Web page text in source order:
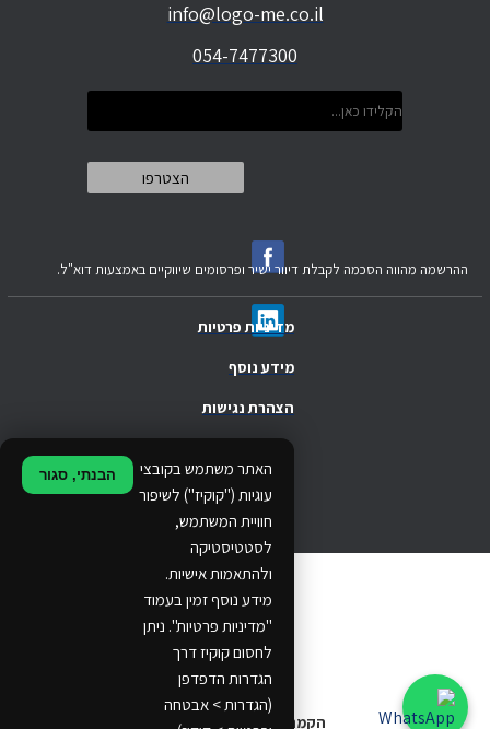
info@logo-me.co.il
054-7477300
מדיניות פרטיות
האתר משתמש בקובצי
עוגיות ("קוקיז") לשיפור
חוויית המשתמש,
לסטטיסטיקה
ולהתאמות אישיות.
מידע נוסף זמין בעמוד
"מדיניות פרטיות". ניתן
לחסום קוקיז דרך
הגדרות הדפדפן
(הגדרות > אבטחה
הבנתי, סגור
מידע נוסף
.
הצהרת נגישות
ההרשמה מהווה הסכמה לקבלת דיוור ישיר ופרסומים שיווקיים באמצעות דוא"ל.
© 2024 Ethos Business. All rights reserved.
..
...
הקמת אתרים